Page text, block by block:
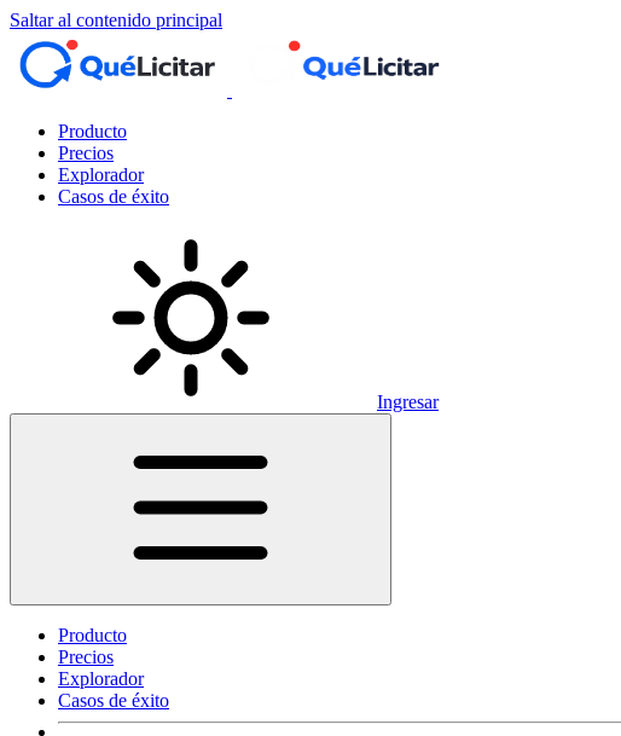
Saltar al contenido principal
Producto
Precios
Explorador
Casos de éxito
Ingresar
Producto
Precios
Explorador
Casos de éxito